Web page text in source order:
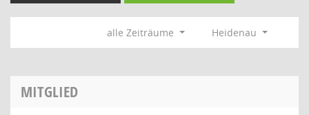
alle Zeiträume Heidenau
MITGLIED